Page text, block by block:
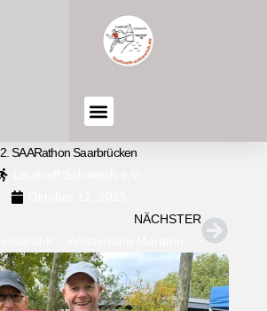
2. SAARathon Saarbrücken
NÄCHSTER